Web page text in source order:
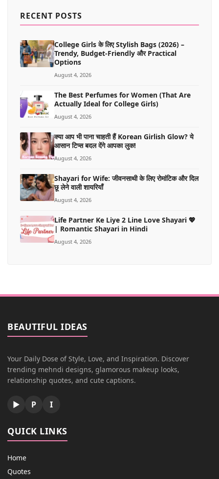
RECENT POSTS
College Girls के लिए Stylish Bags (2026) –
Trendy, Budget-Friendly और Practical
Options
August 4, 2026
The Best Perfumes for Women (That Are
Actually Ideal for College Girls)
August 4, 2026
क्या आप भी पाना चाहती हैं Korean Girlish Glow? ये
आसान टिप्स बदल देंगे आपका लुक!
August 4, 2026
Shayari for Wife: जीवनसाथी के लिए रोमांटिक और दिल
छू लेने वाली शायरियाँ
August 4, 2026
Life Partner Ke Liye 2 Line Love Shayari 💖
| Romantic Shayari in Hindi
August 4, 2026
BEAUTIFUL IDEAS
Your Daily Dose of Style, Love, and Inspiration. Discover
trending mehndi designs, glamorous makeup looks,
relationship quotes, and cute captions.
▶ P I
QUICK LINKS
Home
Quotes